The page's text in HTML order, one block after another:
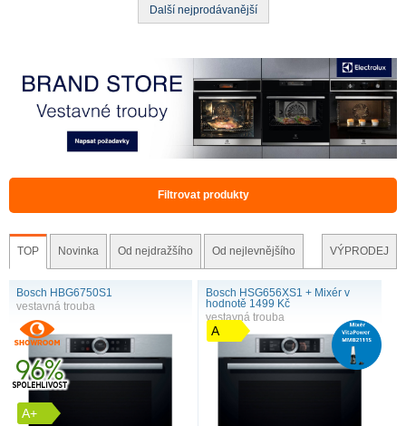
Další nejprodávanější
Filtrovat produkty
TOP Novinka Od nejdražšího Od nejlevnějšího VÝPRODEJ
Bosch HBG6750S1
vestavná trouba
A+
Bosch HSG656XS1 + Mixér v
hodnotě 1499 Kč
vestavná trouba
A